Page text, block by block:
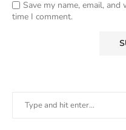
Save my name, email,
time I comment.